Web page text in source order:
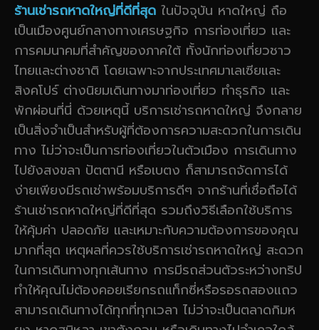
ร้านเช่ารถหาดใหญ่ที่ดีที่สุด ในปัจจุบัน หาดใหญ่ ถือ
เป็นเมืองศูนย์กลางทางเศรษฐกิจ การท่องเที่ยว และ
การคมนาคมที่สำคัญของภาคใต้ ทั้งนักท่องเที่ยวชาว
ไทยและต่างชาติ โดยเฉพาะจากประเทศมาเลเซียและ
สิงคโปร์ ต่างนิยมเดินทางมาท่องเที่ยว ทำธุรกิจ และ
พักผ่อนที่นี่ ด้วยเหตุนี้ บริการเช่ารถหาดใหญ่ จึงกลาย
เป็นสิ่งจำเป็นสำหรับผู้ที่ต้องการความสะดวกในการเดิน
ทาง ไม่ว่าจะเป็นการท่องเที่ยวในตัวเมือง การเดินทาง
ไปยังสงขลา ปัตตานี หรือเบตง ก็สามารถจัดการได้
ง่ายเพียงมีรถเช่าพร้อมบริการดีๆ จากร้านที่เชื่อถือได้
ร้านเช่ารถหาดใหญ่ที่ดีที่สุด รวมถึงวิธีเลือกใช้บริการ
ให้คุ้มค่า ปลอดภัย และเหมาะกับความต้องการของคุณ
มากที่สุด เหตุผลที่ควรใช้บริการเช่ารถหาดใหญ่ สะดวก
ในการเดินทางทุกเส้นทาง การมีรถส่วนตัวระหว่างทริป
ทำให้คุณไม่ต้องคอยเรียกรถแท็กซี่หรือรอรถสองแถว
สามารถเดินทางได้ทุกที่ทุกเวลา ไม่ว่าจะเป็นตลาดกิมห